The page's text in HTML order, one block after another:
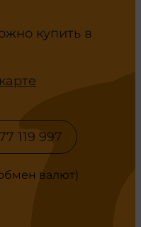
купить в
119 997
валют)